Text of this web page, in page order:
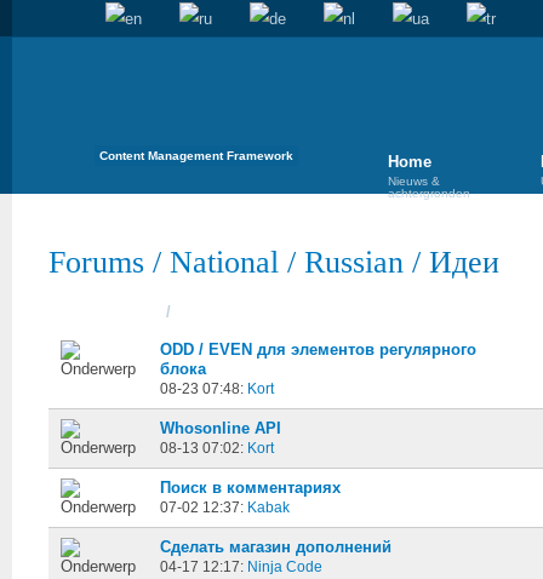
Content Management Framework Home
Nieuws &
achtergronden
Forums / National / Russian / Идеи
/
ODD / EVEN для элементов регулярного
блока
08-23 07:48: Kort
Whosonline API
08-13 07:02: Kort
Поиск в комментариях
07-02 12:37: Kabak
Сделать магазин дополнений
04-17 12:17: Ninja Code